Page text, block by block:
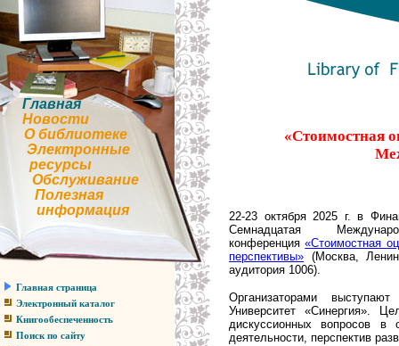
Главная
Новости
О библиотеке
Электронные
ресурсы
Обслуживание
Полезная
информация
Главная страница
Электронный каталог
Книгообеспеченность
Поиск по сайту
«Стоимостная
22-23 октября 2025 г. в
Семнадцатая
конференция«Стоимостная
перспективы» (Москва,
аудитория 1006).
Организаторами
Университет «Синергия».
дискуссионных вопросов в
деятельности, перспектив